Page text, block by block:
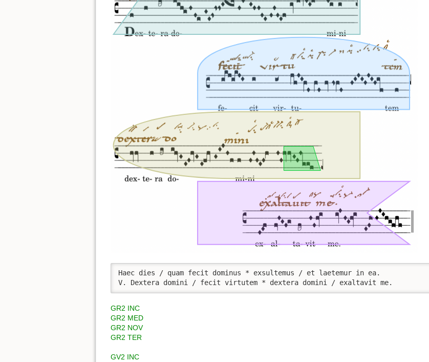
Haec dies / quam fecit dominus * exsultemus / et laetemur in ea.
V. Dextera domini / fecit virtutem * dextera domini / exaltavit me.
GR2 INC
GR2 MED
GR2 NOV
GR2 TER
GV2 INC